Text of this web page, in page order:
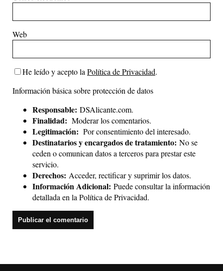
Web
He leído y acepto la Política de Privacidad.
Información básica sobre protección de datos
Responsable: DSAlicante.com.
Finalidad: Moderar los comentarios.
Legitimación: Por consentimiento del interesado.
Destinatarios y encargados de tratamiento: No se
ceden o comunican datos a terceros para prestar este
servicio.
Derechos: Acceder, rectificar y suprimir los datos.
Información Adicional: Puede consultar la información
detallada en la Política de Privacidad.